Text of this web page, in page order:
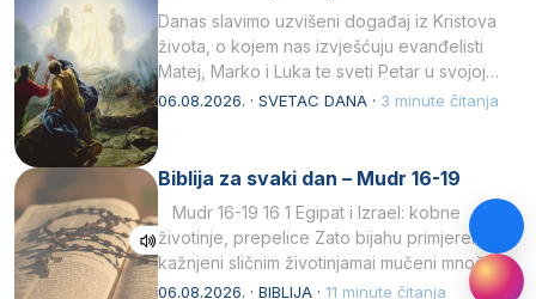
Danas slavimo uzvišeni događaj iz Kristova
života, o kojem nas izvješćuju evanđelisti
Matej, Marko i Luka te sveti Petar u svojoj
drugoj…
06.08.2026. · SVETAC DANA · 3 minute čitanja
Biblija za svaki dan – Mudr 16-19
Mudr 16-19 16 1 Egipat i Izrael: kobne
životinje, prepelice Zato bijahu primjereno
kažnjeni sličnim životinjamai mučeni mnoštvom
kukaca.2 A narod…
06.08.2026. · BIBLIJA · 11 minute čitanja